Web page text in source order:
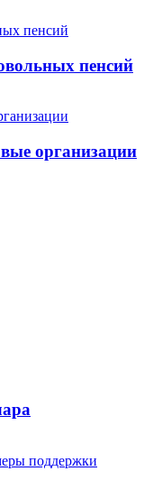
пенсий
организации